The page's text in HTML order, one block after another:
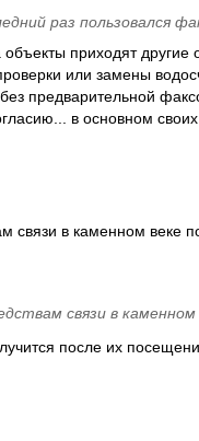
раз пользовался
приходят
или замены
предварительной
в основном
связи в каменном веке
связи в каменном
после их